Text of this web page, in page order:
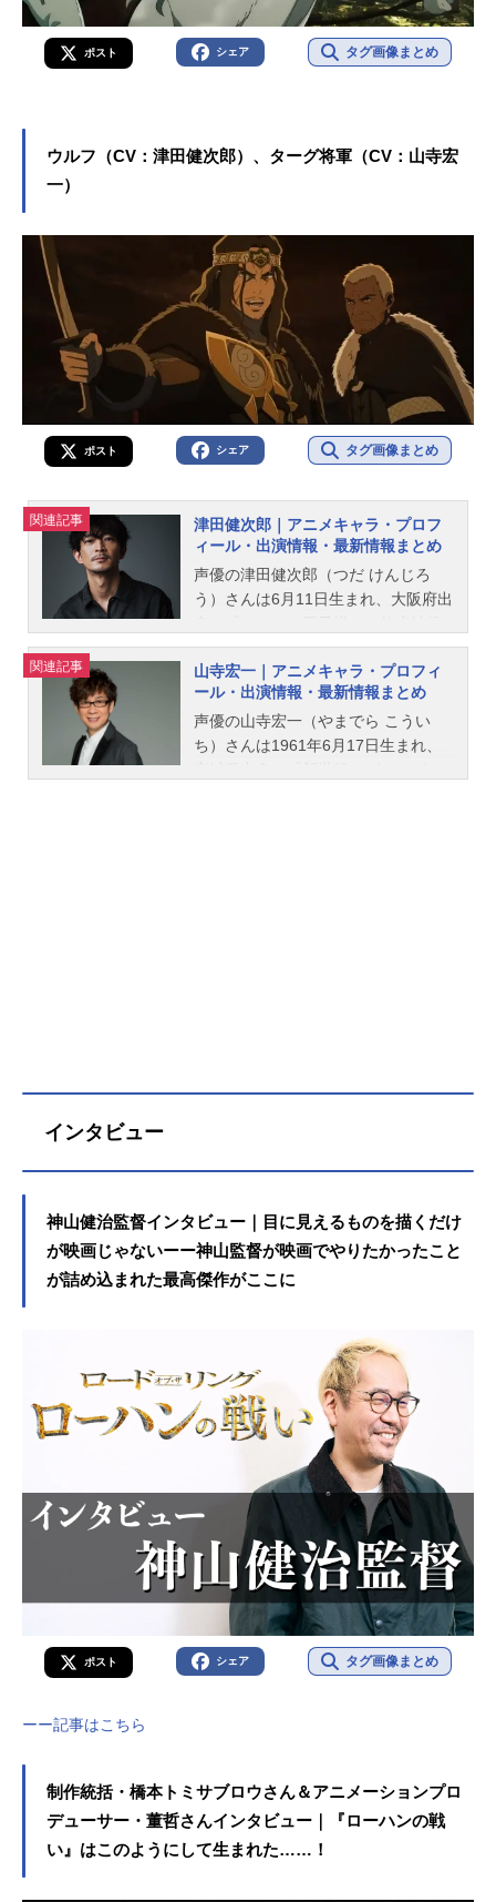
ポスト シェア タグ画像まとめ
ウルフ（CV：津田健次郎）、ターグ将軍（CV：山寺宏
一）
ポスト シェア タグ画像まとめ
関連記事
津田健次郎｜アニメキャラ・プロフ
ィール・出演情報・最新情報まとめ
声優の津田健次郎（つだ けんじろ
う）さんは6月11日生まれ、大阪府出
をはじめ、『呪術廻戦』七海建人役
など、人気作品のキャラクターを多
く演じています。こちらでは、津田
健次郎さんのオススメ記事をご紹
介！
関連記事
山寺宏一｜アニメキャラ・プロフィ
ール・出演情報・最新情報まとめ
声優の山寺宏一（やまでら こうい
ち）さんは1961年6月17日生まれ、
インタビュー
神山健治監督インタビュー｜目に見えるものを描くだけ
が映画じゃないーー神山監督が映画でやりたかったこと
が詰め込まれた最高傑作がここに
ポスト シェア タグ画像まとめ
ーー記事はこちら
制作統括・橋本トミサブロウさん＆アニメーションプロ
デューサー・董哲さんインタビュー｜『ローハンの戦
い』はこのようにして生まれた……！